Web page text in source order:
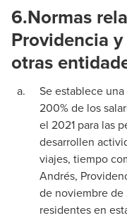
6.Normas
Providencia
otras
Se establece
200% de los
el 2021 para las
desarrollen
viajes, tiempo
Andrés,
de noviembre
residentes en